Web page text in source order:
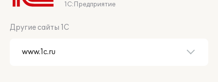
1С:Предприятие
Другие сайты 1С